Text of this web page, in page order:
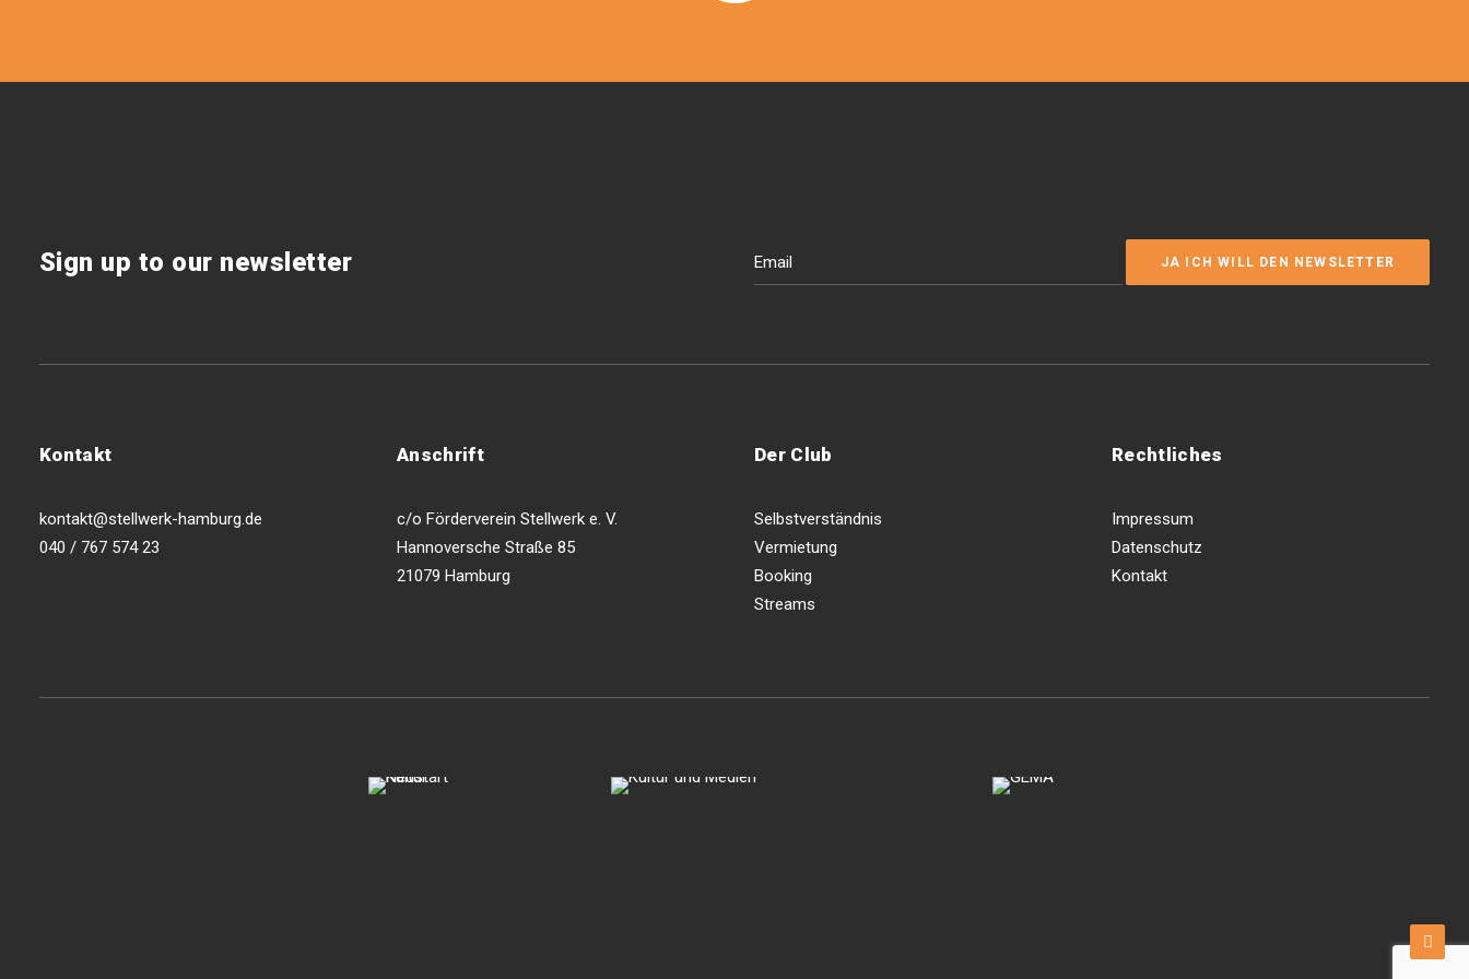
Sign up to our newsletter
Kontakt
kontakt@stellwerk-hamburg.de
040 / 767 574 23
Anschrift
c/o Förderverein Stellwerk e. V.
Hannoversche Straße 85
21079 Hamburg
Der Club
Selbstverständnis
Vermietung
Booking
Streams
Rechtliches
Impressum
Datenschutz
Kontakt